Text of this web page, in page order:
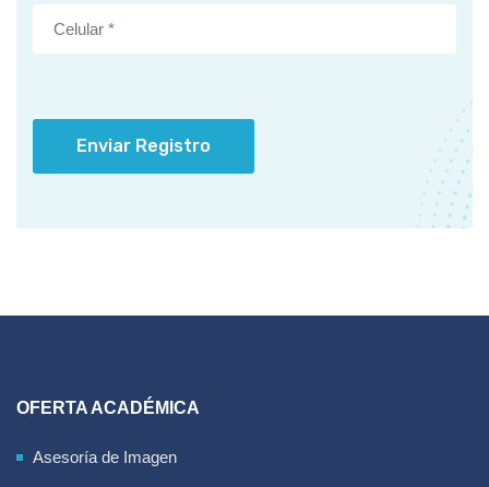
Enviar Registro
OFERTA ACADÉMICA
Asesoría de Imagen